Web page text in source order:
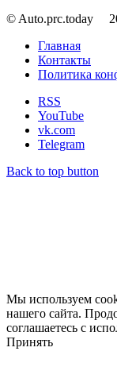
© Auto.prc.today
Главная
Контакты
Политика
RSS
YouTube
vk.com
Telegram
Back to top button
Мы используем
нашего сайта.
соглашаетесь с
Принять